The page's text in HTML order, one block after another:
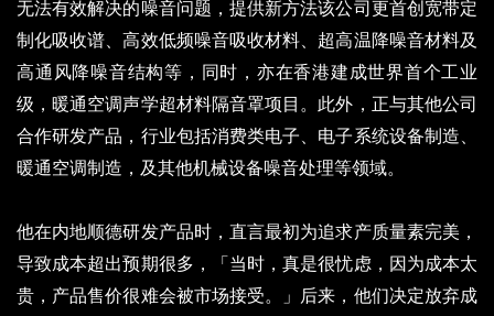
无法有效解决的噪音问题，提供新方法该公司更首创宽带定
制化吸收谱、高效低频噪音吸收材料、超高温降噪音材料及
高通风降噪音结构等，同时，亦在香港建成世界首个工业
级，暖通空调声学超材料隔音罩项目。此外，正与其他公司
合作研发产品，行业包括消费类电子、电子系统设备制造、
暖通空调制造，及其他机械设备噪音处理等领域。
他在内地顺德研发产品时，直言最初为追求产质量素完美，
导致成本超出预期很多，「当时，真是很忧虑，因为成本太
贵，产品售价很难会被市场接受。」后来，他们决定放弃成